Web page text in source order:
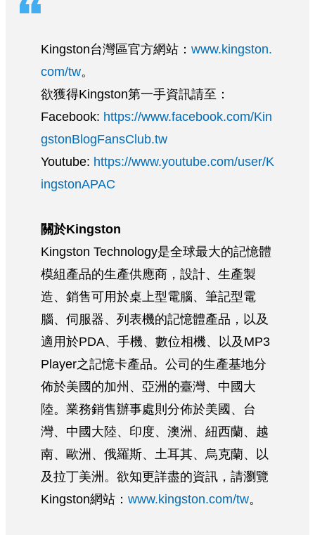
Kingston台灣區官方網站： www.kingston.
com/tw。
欲獲得Kingston第一手資訊請至：
Facebook: https://www.facebook.com/Kin
gstonBlogFansClub.tw
Youtube: https://www.youtube.com/user/K
ingstonAPAC
關於Kingston
Kingston Technology是全球最大的記憶體
模組產品的生產供應商，設計、生產製
造、銷售可用於桌上型電腦、筆記型電
腦、伺服器、列表機的記憶體產品，以及
適用於PDA、手機、數位相機、以及MP3
Player之記憶卡產品。公司的生產基地分
佈於美國的加州、亞洲的臺灣、中國大
陸。業務銷售辦事處則分佈於美國、台
灣、中國大陸、印度、澳洲、紐西蘭、越
南、歐洲、俄羅斯、土耳其、烏克蘭、以
及拉丁美洲。欲知更詳盡的資訊，請瀏覽
Kingston網站： www.kingston.com/tw。